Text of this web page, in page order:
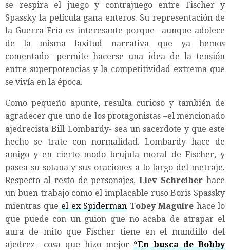
se respira el juego y contrajuego entre Fischer y
Spassky la película gana enteros. Su representación de
la Guerra Fría es interesante porque –aunque adolece
de la misma laxitud narrativa que ya hemos
comentado- permite hacerse una idea de la tensión
entre superpotencias y la competitividad extrema que
se vivía en la época.
Como pequeño apunte, resulta curioso y también de
agradecer que uno de los protagonistas –el mencionado
ajedrecista Bill Lombardy- sea un sacerdote y que este
hecho se trate con normalidad. Lombardy hace de
amigo y en cierto modo brújula moral de Fischer, y
pasea su sotana y sus oraciones a lo largo del metraje.
Respecto al resto de personajes,Liev Schreiberhace
un buen trabajo como el implacable ruso Boris Spassky
mientras queel ex Spiderman Tobey Maguire hace lo
que puede con un guion que no acaba de atrapar el
aura de mito que Fischer tiene en el mundillo del
ajedrez –cosa que hizo mejor“En busca de Bobby